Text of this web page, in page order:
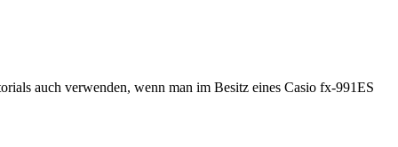
auch verwenden, wenn man im Besitz eines Casio fx-991ES